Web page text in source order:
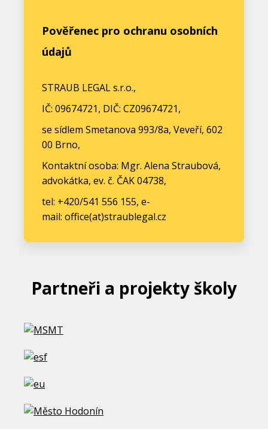
Pověřenec pro ochranu osobních
údajů
STRAUB LEGAL s.r.o.,
IČ: 09674721, DIČ: CZ09674721,
se sídlem Smetanova 993/8a, Veveří, 602
00 Brno,
Kontaktní osoba: Mgr. Alena Straubová,
advokátka, ev. č. ČAK 04738,
tel: +420/541 556 155, e-
mail: office(at)straublegal.cz
Partneři a projekty školy